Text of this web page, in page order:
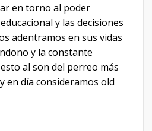
en torno al poder
y las decisiones
adentramos en sus vidas
y la constante
al son del perreo más
en día consideramos old